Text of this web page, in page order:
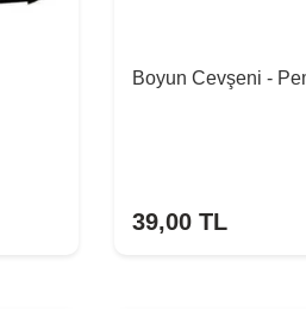
Boyun Cevşeni -
39,00 TL